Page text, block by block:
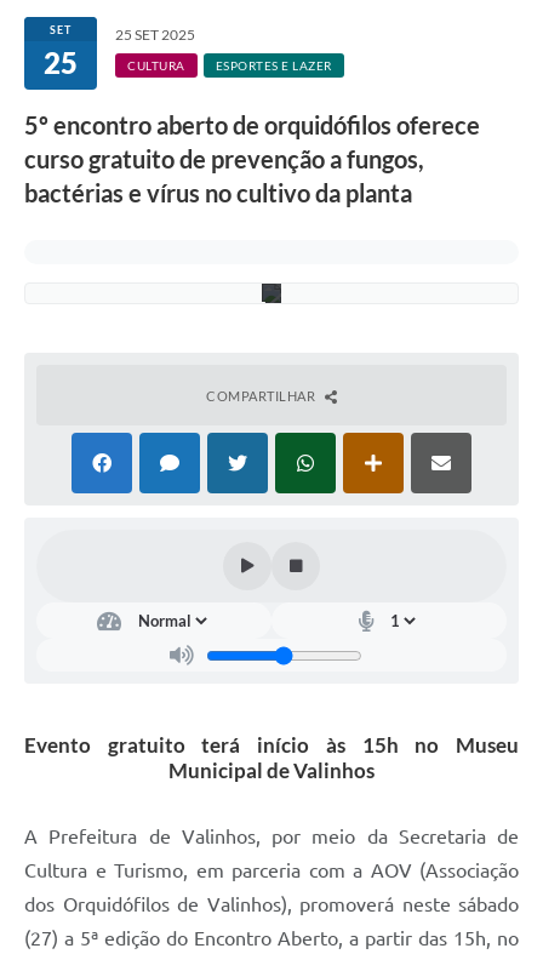
Secretarias
Atos Oficiais
Transparência
Programa Famílias Fortes
Contratação de estagiário - estudante de Direito -
Galeria de Fotos
Galeria de Vídeos
Projetos
Editais
SET
25
25 SET 2025
CULTURA ESPORTES E LAZER
5º encontro aberto de orquidófilos oferece
curso gratuito de prevenção a fungos,
bactérias e vírus no cultivo da planta
l
g
ç
ã
o
P
COMPARTILHAR
Evento gratuito terá início às 15h no Museu
Municipal de Valinhos
A Prefeitura de Valinhos, por meio da Secretaria de
Cultura e Turismo, em parceria com a AOV (Associação
dos Orquidófilos de Valinhos), promoverá neste sábado
(27) a 5ª edição do Encontro Aberto, a partir das 15h, no